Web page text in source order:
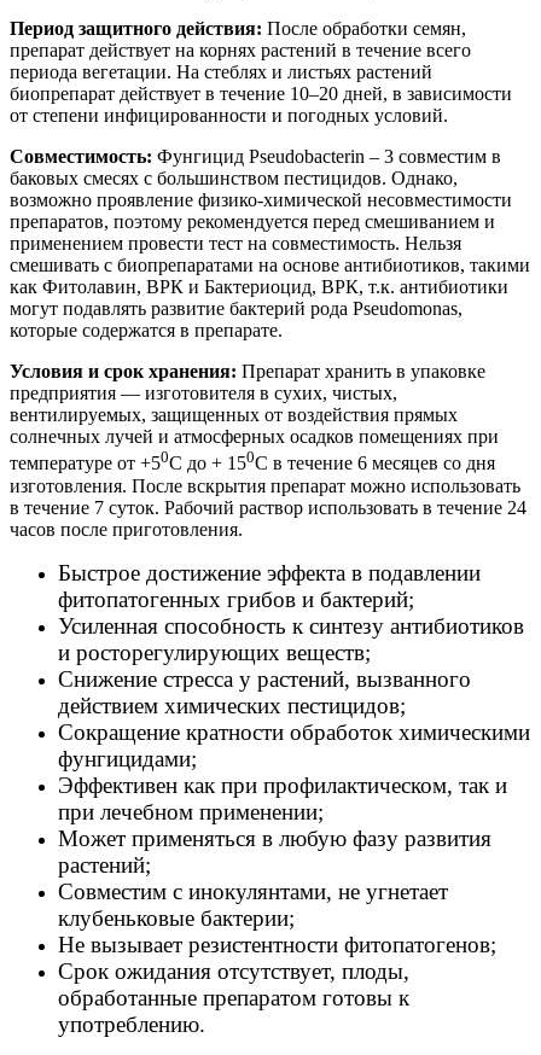
Период защитного действия: После обработки семян,
препарат действует на корнях растений в течение всего
периода вегетации. На стеблях и листьях растений
биопрепарат действует в течение 10–20 дней, в зависимости
от степени инфицированности и погодных условий.
Совместимость: Фунгицид Pseudobacterin – 3 совместим в
баковых смесях с большинством пестицидов. Однако,
возможно проявление физико-химической несовместимости
препаратов, поэтому рекомендуется перед смешиванием и
применением провести тест на совместимость. Нельзя
смешивать с биопрепаратами на основе антибиотиков, такими
как Фитолавин, ВРК и Бактериоцид, ВРК, т.к. антибиотики
могут подавлять развитие бактерий рода Pseudomonas,
которые содержатся в препарате.
Условия и срок хранения: Препарат хранить в упаковке
предприятия — изготовителя в сухих, чистых,
вентилируемых, защищенных от воздействия прямых
солнечных лучей и атмосферных осадков помещениях при
температуре от +50С до + 150С в течение 6 месяцев со дня
изготовления. После вскрытия препарат можно использовать
в течение 7 суток. Рабочий раствор использовать в течение 24
часов после приготовления.
Быстрое достижение эффекта в подавлении
фитопатогенных грибов и бактерий;
Усиленная способность к синтезу антибиотиков
и росторегулирующих веществ;
Снижение стресса у растений, вызванного
действием химических пестицидов;
Сокращение кратности обработок химическими
фунгицидами;
Эффективен как при профилактическом, так и
при лечебном применении;
Может применяться в любую фазу развития
растений;
Совместим с инокулянтами, не угнетает
клубеньковые бактерии;
Не вызывает резистентности фитопатогенов;
Срок ожидания отсутствует, плоды,
обработанные препаратом готовы к
употреблению.